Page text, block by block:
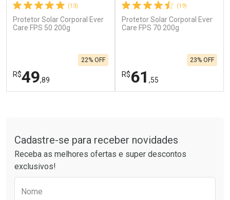
Ativar Desconto Ativar Desconto
(13)
Protetor Solar Corporal Ever
Care FPS 50 200g
R$49,89
22% OFF
Laboratório
Por Menos
(19)
Protetor Solar Corporal Ever
Care FPS 70 200g
R$61 ,55
23% OFF
Laboratório
Por Menos
Cadastre-se para receber novidades
Receba as melhores ofertas e super descontos
exclusivos!
Nome